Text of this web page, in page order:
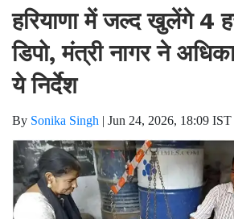
हरियाणा में जल्द खुलेंगे 4
डिपो, मंत्री नागर ने
ये निर्देश
By Sonika Singh | Jun 24, 2026, 18:09 IST